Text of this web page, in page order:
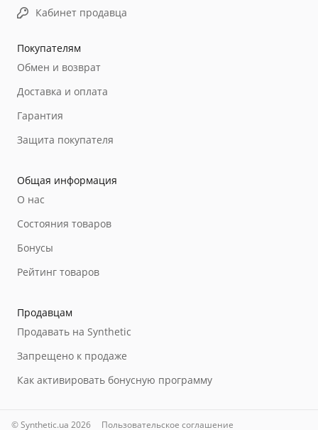
Покупателям
Обмен и возврат
Доставка и оплата
Гарантия
Защита покупателя
Общая информация
О нас
Состояния товаров
Бонусы
Рейтинг товаров
Продавцам
Продавать на Synthetic
Запрещено к продаже
Как активировать бонусную программу
Кабинет продавца
© Synthetic.ua 2026 Пользовательское соглашение